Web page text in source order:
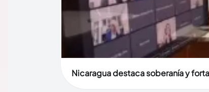
Nicaragua destaca soberanía y